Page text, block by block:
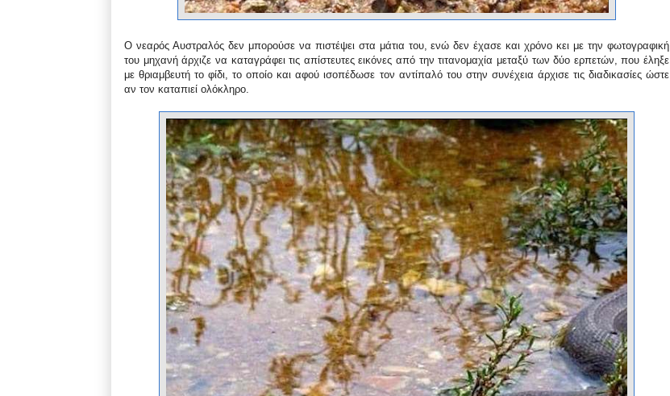
Ο νεαρός Αυστραλός δεν μπορούσε να πιστέψει στα μάτια του, ενώ δεν έχασε και χρόνο κει με την φωτογραφική
του μηχανή άρχιζε να καταγράφει τις απίστευτες εικόνες από την τιτανομαχία μεταξύ των δύο ερπετών, που έληξε
με θριαμβευτή το φίδι, το οποίο και αφού ισοπέδωσε τον αντίπαλό του στην συνέχεια άρχισε τις διαδικασίες ώστε
αν τον καταπιεί ολόκληρο.